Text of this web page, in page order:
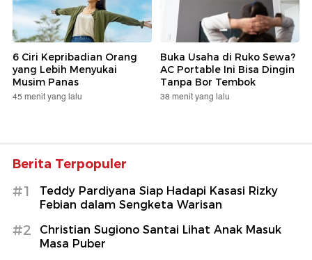
6 Ciri Kepribadian Orang
yang Lebih Menyukai
Musim Panas
45 menit yang lalu
Buka Usaha di Ruko Sewa?
AC Portable Ini Bisa Dingin
Tanpa Bor Tembok
38 menit yang lalu
Berita Terpopuler
#1
Teddy Pardiyana Siap Hadapi Kasasi Rizky
Febian dalam Sengketa Warisan
#2
Christian Sugiono Santai Lihat Anak Masuk
Masa Puber